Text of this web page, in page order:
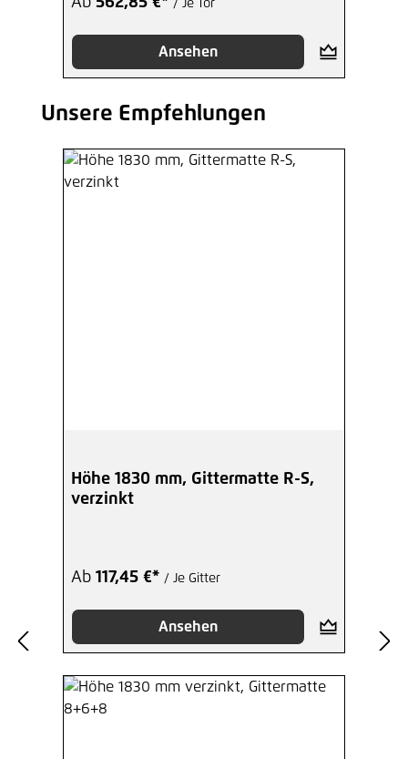
/ Je Tor
Ansehen
Produktgalerie überspringen
Unsere Empfehlungen
Höhe 1830 mm, Gittermatte R-S,
verzinkt
Ab 117,45 €* / Je Gitter
Ansehen